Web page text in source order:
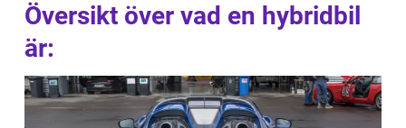
Översikt över vad en hybridbil
är: